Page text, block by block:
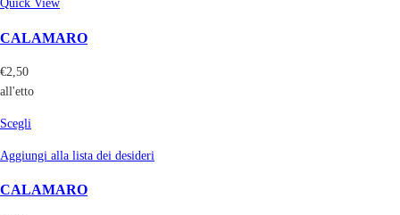
Quick View
CALAMARO
€2,50
all'etto
Scegli
Aggiungi alla lista dei desideri
CALAMARO